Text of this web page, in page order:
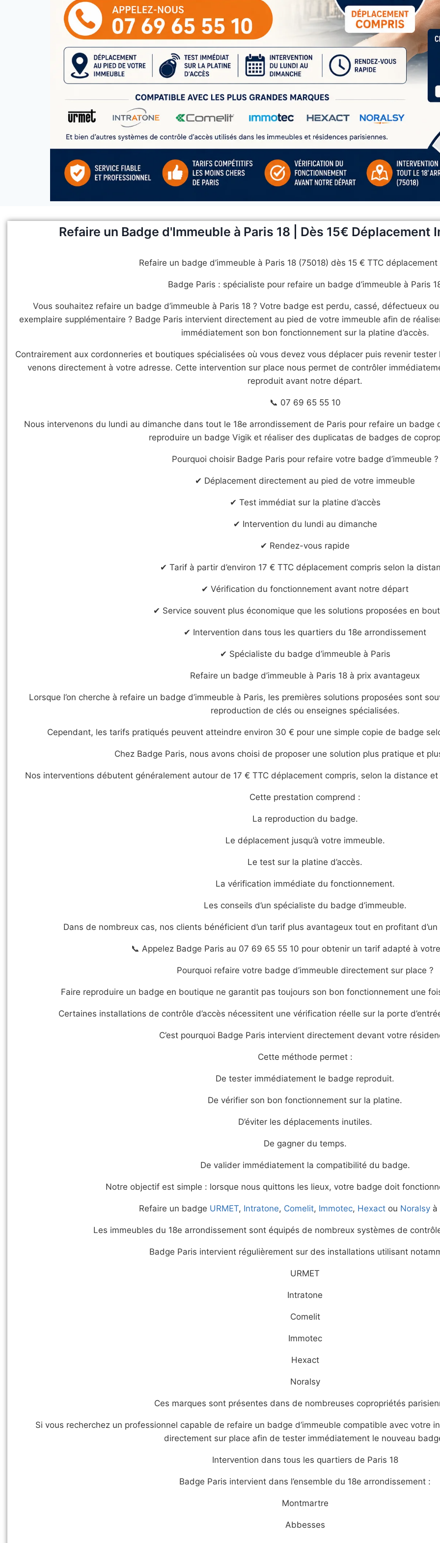
Refaire un Badge d'Immeuble à Paris 18 | Dès 15€ Déplacement
Refaire un badge d’immeuble à Paris 18 (75018) dès 15 € TTC déplacement
Badge Paris : spécialiste pour refaire un badge d’immeuble à Paris
Vous souhaitez refaire un badge d’immeuble à Paris 18 ? Votre badge est perdu, cassé, défectueux
exemplaire supplémentaire ? Badge Paris intervient directement au pied de votre immeuble afin de
immédiatement son bon fonctionnement sur la platine d’accès.
Contrairement aux cordonneries et boutiques spécialisées où vous devez vous déplacer puis revenir
venons directement à votre adresse. Cette intervention sur place nous permet de contrôler
reproduit avant notre départ.
📞 07 69 65 55 10
Nous intervenons du lundi au dimanche dans tout le 18e arrondissement de Paris pour refaire un badge
reproduire un badge Vigik et réaliser des duplicatas de badges de
Pourquoi choisir Badge Paris pour refaire votre badge d’immeuble ?
✔ Déplacement directement au pied de votre immeuble
✔ Test immédiat sur la platine d’accès
✔ Intervention du lundi au dimanche
✔ Rendez-vous rapide
✔ Tarif à partir d’environ 17 € TTC déplacement compris selon la
✔ Vérification du fonctionnement avant notre départ
✔ Service souvent plus économique que les solutions proposées en
✔ Intervention dans tous les quartiers du 18e arrondissement
✔ Spécialiste du badge d’immeuble à Paris
Refaire un badge d’immeuble à Paris 18 à prix avantageux
Lorsque l’on cherche à refaire un badge d’immeuble à Paris, les premières solutions proposées sont
reproduction de clés ou enseignes spécialisées.
Cependant, les tarifs pratiqués peuvent atteindre environ 30 € pour une simple copie de badge
Chez Badge Paris, nous avons choisi de proposer une solution plus pratique et
Nos interventions débutent généralement autour de 17 € TTC déplacement compris, selon la distance
Cette prestation comprend :
La reproduction du badge.
Le déplacement jusqu’à votre immeuble.
Le test sur la platine d’accès.
La vérification immédiate du fonctionnement.
Les conseils d’un spécialiste du badge d’immeuble.
Dans de nombreux cas, nos clients bénéficient d’un tarif plus avantageux tout en profitant
📞 Appelez Badge Paris au 07 69 65 55 10 pour obtenir un tarif adapté à
Pourquoi refaire votre badge d’immeuble directement sur place ?
Faire reproduire un badge en boutique ne garantit pas toujours son bon fonctionnement une
Certaines installations de contrôle d’accès nécessitent une vérification réelle sur la porte
C’est pourquoi Badge Paris intervient directement devant votre
Cette méthode permet :
De tester immédiatement le badge reproduit.
De vérifier son bon fonctionnement sur la platine.
D’éviter les déplacements inutiles.
De gagner du temps.
De valider immédiatement la compatibilité du badge.
Notre objectif est simple : lorsque nous quittons les lieux, votre badge doit
Refaire un badge URMET, Intratone, Comelit, Immotec, Hexact ou Noralsy à
Les immeubles du 18e arrondissement sont équipés de nombreux systèmes de
Badge Paris intervient régulièrement sur des installations utilisant
URMET
Intratone
Comelit
Immotec
Hexact
Noralsy
Ces marques sont présentes dans de nombreuses copropriétés
Si vous recherchez un professionnel capable de refaire un badge d’immeuble compatible avec votre
directement sur place afin de tester immédiatement le nouveau
Intervention dans tous les quartiers de Paris 18
Badge Paris intervient dans l’ensemble du 18e arrondissement :
Montmartre
Abbesses